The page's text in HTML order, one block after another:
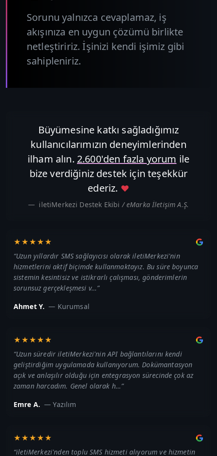
Sorunu yalnızca cevaplamaz, iş
akışınıza en uygun çözümü birlikte
netleştiririz. İşinizi kendi işimiz gibi
sahipleniriz.
Büyümesine katkı sağladığımız
kullanıcılarımızın deneyimlerinden
ilham alın. 2.600'den fazla yorum ile
bize verdiğiniz destek için teşekkür
ederiz. ♥
iletiMerkezi Destek Ekibi/ eMarka İletişim A.Ş.
★★★★★
“Uzun yıllardır SMS sağlayıcısı olarak iletiMerkezi'nin
hizmetlerini aktif biçimde kullanmaktayız. Bu süre boyunca
sistemin kesintisiz ve istikrarlı çalışması, gönderimlerin
sorunsuz gerçekleşmesi v…”
Ahmet Y. — Kurumsal
★★★★★
“Uzun süredir iletiMerkezi'nin API bağlantılarını kendi
geliştirdiğim uygulamada kullanıyorum. Dokümantasyon
açık ve anlaşılır olduğu için entegrasyon sürecinde çok az
zaman harcadım. Genel olarak h…”
Emre A. —Yazılım
★★★★★
“iletiMerkezi'nden toplu SMS hizmeti alıyorum ve hizmetin